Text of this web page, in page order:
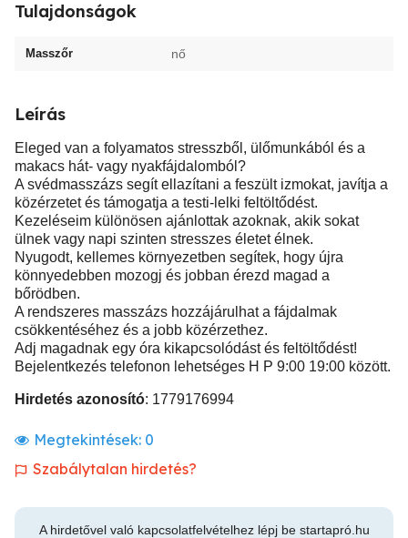
Tulajdonságok
Masszőr nő
Leírás
Eleged van a folyamatos stresszből, ülőmunkából és a
makacs hát- vagy nyakfájdalomból?
A svédmasszázs segít ellazítani a feszült izmokat, javítja a
közérzetet és támogatja a testi-lelki feltöltődést.
Kezeléseim különösen ajánlottak azoknak, akik sokat
ülnek vagy napi szinten stresszes életet élnek.
Nyugodt, kellemes környezetben segítek, hogy újra
könnyedebben mozogj és jobban érezd magad a
bőrödben.
A rendszeres masszázs hozzájárulhat a fájdalmak
csökkentéséhez és a jobb közérzethez.
Adj magadnak egy óra kikapcsolódást és feltöltődést!
Bejelentkezés telefonon lehetséges H P 9:00 19:00 között.
Hirdetés azonosító: 1779176994
Megtekintések: 0
Szabálytalan hirdetés?
A hirdetővel való kapcsolatfelvételhez lépj be startapró.hu